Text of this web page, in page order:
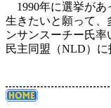
1990年に選挙があ
生きたいと願って、
ンサンスーチー氏率
民主同盟（NLD）に